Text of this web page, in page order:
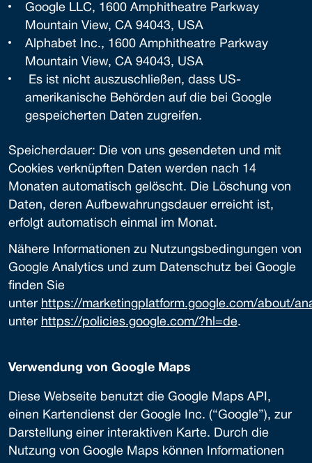
Google LLC, 1600 Amphitheatre Parkway
Mountain View, CA 94043, USA
Alphabet Inc., 1600 Amphitheatre Parkway
Mountain View, CA 94043, USA
Es ist nicht auszuschließen, dass US-
amerikanische Behörden auf die bei Google
gespeicherten Daten zugreifen.
Speicherdauer: Die von uns gesendeten und mit
Cookies verknüpften Daten werden nach 14
Monaten automatisch gelöscht. Die Löschung von
Daten, deren Aufbewahrungsdauer erreicht ist,
erfolgt automatisch einmal im Monat.
Nähere Informationen zu Nutzungsbedingungen von
Google Analytics und zum Datenschutz bei Google
finden Sie
unter https://marketingplatform.google.com/about/
unter https://policies.google.com/?hl=de.
Verwendung von Google Maps
Diese Webseite benutzt die Google Maps API,
einen Kartendienst der Google Inc. (“Google”), zur
Darstellung einer interaktiven Karte. Durch die
Nutzung von Google Maps können Informationen